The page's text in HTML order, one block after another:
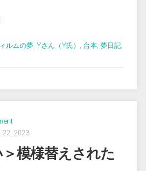
っ
い
ルムの夢, Yさん（Y氏） , 台本, 夢日記,
2023
＞模様替えされた